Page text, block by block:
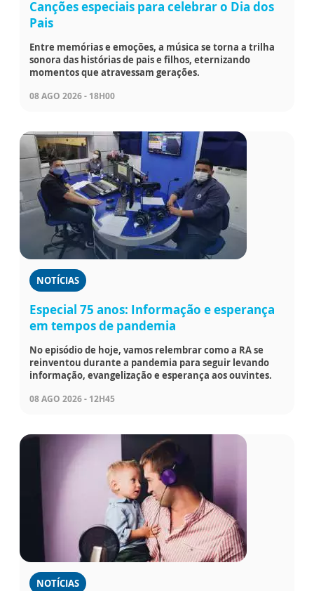
Canções especiais para celebrar o Dia dos
Pais
Entre memórias e emoções, a música se torna a trilha
sonora das histórias de pais e filhos, eternizando
momentos que atravessam gerações.
08 AGO 2026 - 18H00
NOTÍCIAS
Especial 75 anos: Informação e esperança
em tempos de pandemia
No episódio de hoje, vamos relembrar como a RA se
reinventou durante a pandemia para seguir levando
informação, evangelização e esperança aos ouvintes.
08 AGO 2026 - 12H45
NOTÍCIAS